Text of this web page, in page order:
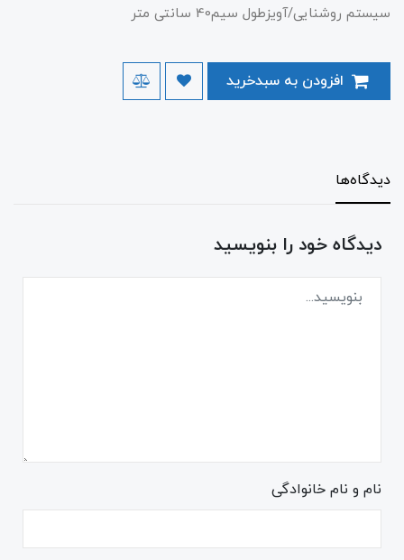
سیستم روشنایی/آویزطول سیم40 سانتی متر
دیدگاه‌ها
دیدگاه خود را بنویسید
نام و نام خانوادگی